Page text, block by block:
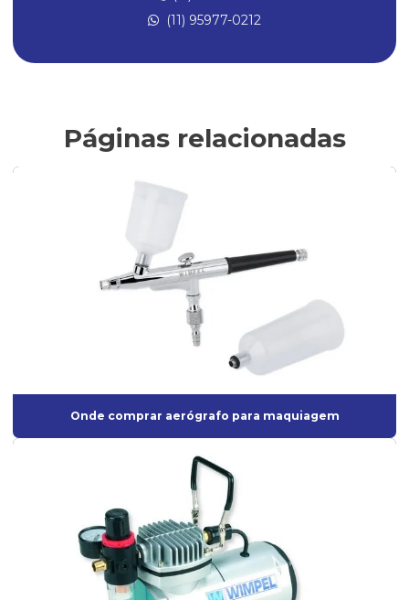
Compressores de ar Direto
Conexões Instantâneas
Conexões de latão para ar comprimido
Fabricantes de conexões de latão
Filtro de ar para compressor
Filtro Lubrificador
Filtro lubrificante para compressor
Interface para Roquite
Lixadeira de parede industrial
Lixadeira Pneumática
Lixadeira pneumática para pintura
(11) 95977-0212
Páginas relacionadas
Onde comprar aerógrafo para maquiagem